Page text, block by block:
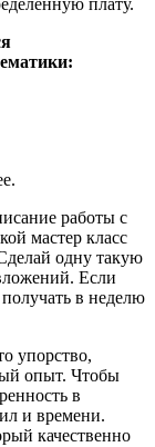
работы с
мастер класс
одну такую
Если
в неделю
упорство,
опыт. Чтобы
в
и времени.
качественно